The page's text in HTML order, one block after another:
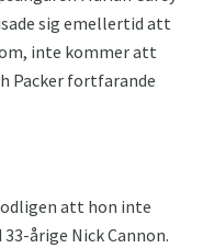
sig emellertid att
inte kommer att
Packer fortfarande
att hon inte
årige Nick Cannon.